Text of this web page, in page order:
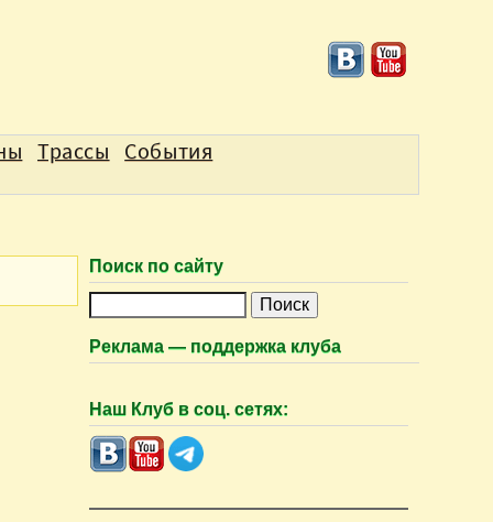
Трассы События
Поиск по сайту
и
к
Реклама — поддержка клуба
Наш Клуб в соц. сетях: